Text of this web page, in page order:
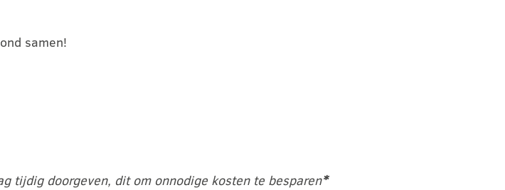
samen!
tijdig doorgeven, dit om onnodige kosten te besparen*